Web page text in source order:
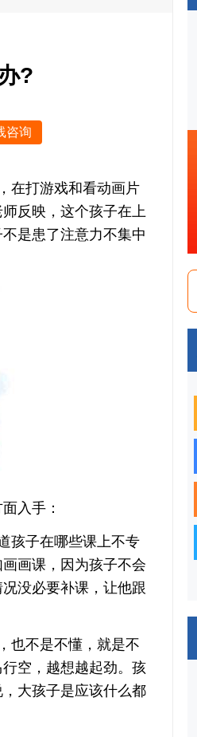
?
咨询
打游戏和看动画片
反映，这个孩子在上
是患了注意力不集中
入手：
子在哪些课上不专
画课，因为孩子不会
没必要补课，让他跟
不是不懂，就是不
空，越想越起劲。孩
大孩子是应该什么都